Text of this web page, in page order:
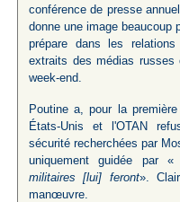
conférence de presse
donne une image beaucoup
prépare dans les
extraits des médias
week-end.
Poutine a, pour la
États-Unis et l'OTAN
sécurité recherchées par
uniquement guidée par «
militaires [lui] feront».
manœuvre.